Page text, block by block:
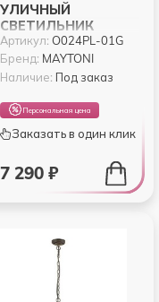
УЛИЧНЫЙ
СВЕТИЛЬНИК
MAYTONI VIA
O024PL-01G
Артикул:O024PL-01G
Бренд: MAYTONI
Наличие: Под заказ
Персональная цена
Заказать в один клик
7 290 ₽